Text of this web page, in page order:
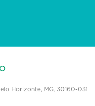
Horizonte, MG, 30160-031